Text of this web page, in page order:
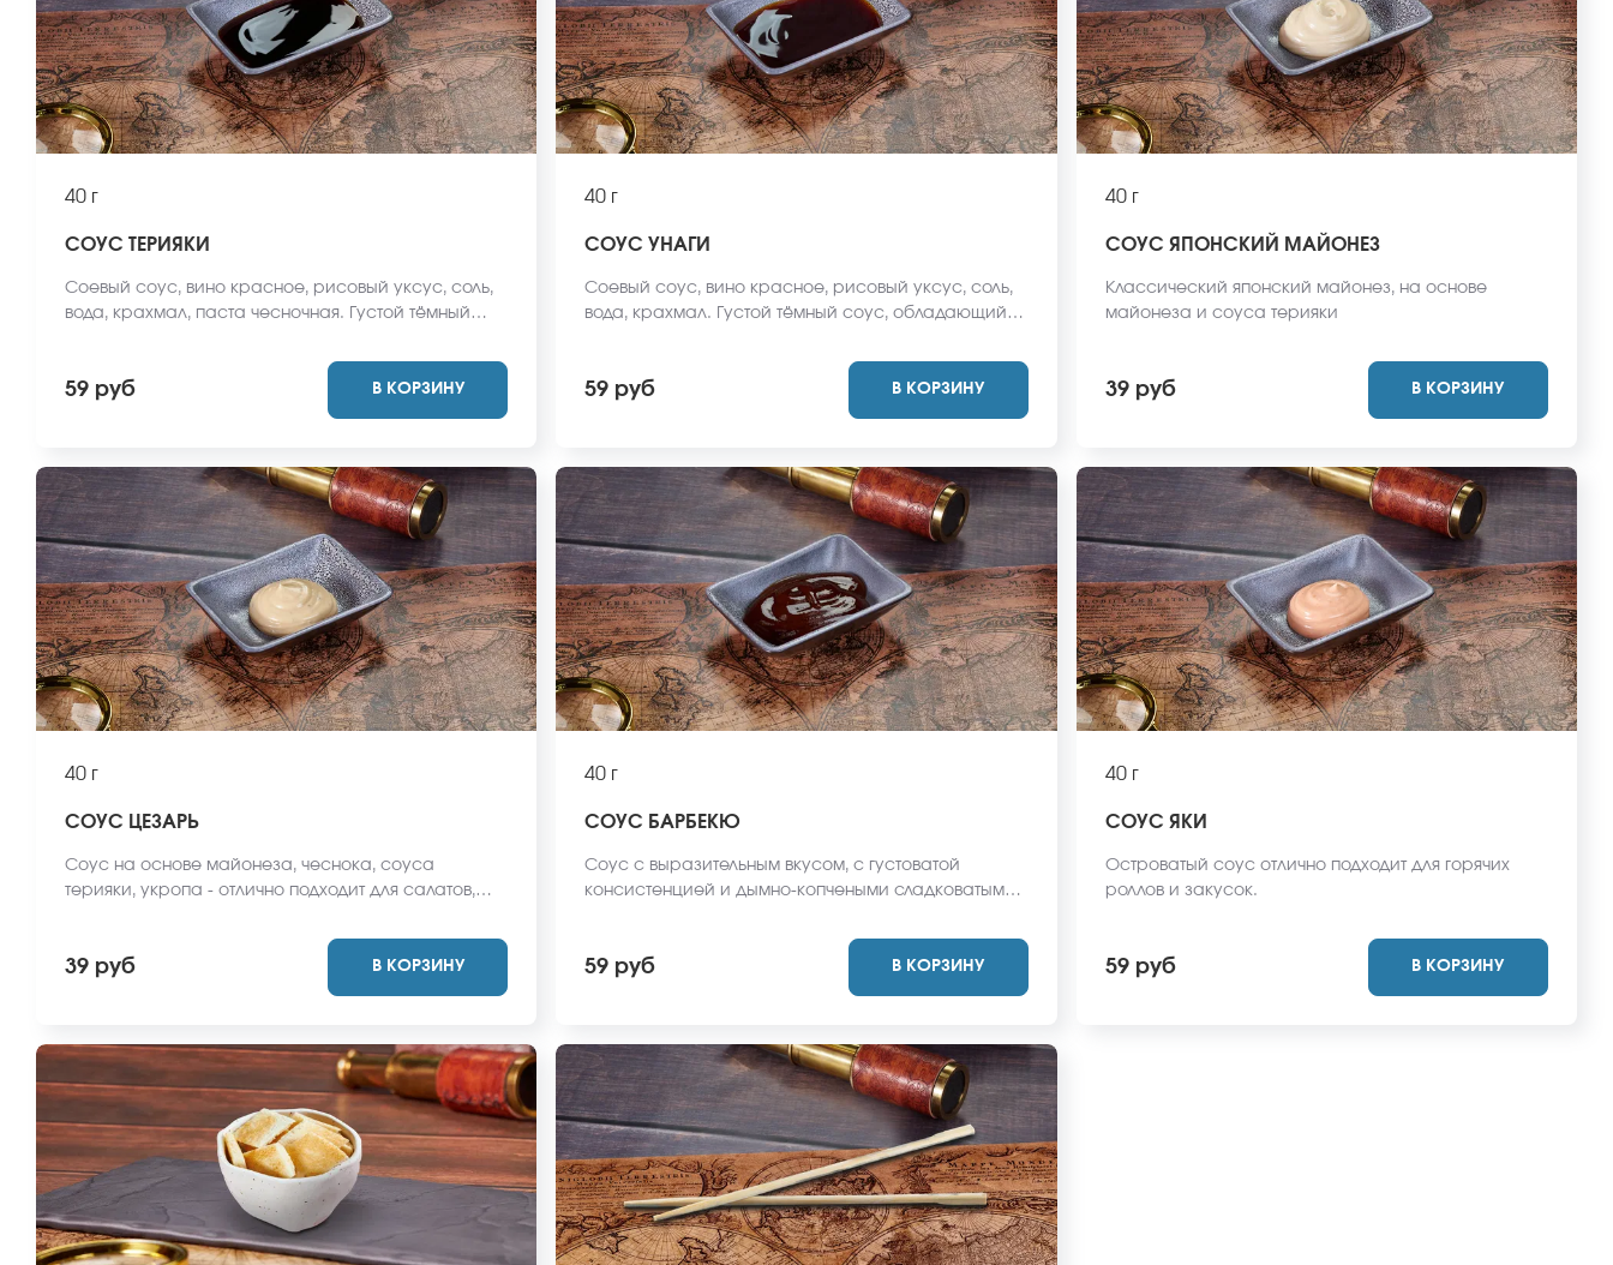
40 г
СОУС ТЕРИЯКИ
Соевый соус, вино красное, рисовый уксус, соль,
вода, крахмал, паста чесночная. Густой тёмный
имбиря. Соус терияки универсален и подходит ко
всем роллам и блюдам японской кухни.
59 руб В КОРЗИНУ
40 г
СОУС УНАГИ
Соевый соус, вино красное, рисовый уксус, соль,
вода, крахмал. Густой тёмный соус, обладающий
сладковатым послевкусием. Подходит к холодным,
горячим роллам, придаёт блюду тонкий пикантный
59 руб В КОРЗИНУ
40 г
СОУС ЯПОНСКИЙ МАЙОНЕЗ
Классический японский майонез, на основе
майонеза и соуса терияки
39 руб В КОРЗИНУ
40 г
СОУС ЦЕЗАРЬ
Соус на основе майонеза, чеснока, соуса
терияки, укропа - отлично подходит для салатов,
39 руб В КОРЗИНУ
40 г
СОУС БАРБЕКЮ
Соус с выразительным вкусом, с густоватой
консистенцией и дымно-копчеными сладковатыми
гармонирует с темпурными, запечеными роллами
и блюдам, приготовленными во фритюре.
59 руб В КОРЗИНУ
40 г
СОУС ЯКИ
Островатый соус отлично подходит для горячих
роллов и закусок.
59 руб В КОРЗИНУ